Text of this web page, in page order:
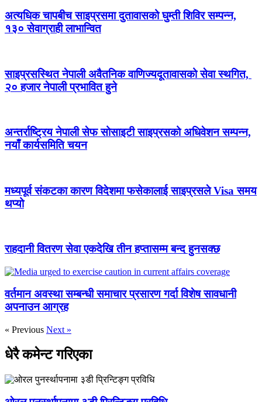
अत्यधिक चापबीच साइप्रसमा दुतावासको घुम्ती शिविर सम्पन्न,
१३० सेवाग्राही लाभान्वित
साइप्रसस्थित नेपाली अवैतनिक वाणिज्यदूतावासको सेवा स्थगित,
२० हजार नेपाली प्रभावित हुने
अन्तर्राष्ट्रिय नेपाली सेफ सोसाइटी साइप्रसको अधिवेशन सम्पन्न,
नयाँ कार्यसमिति चयन
मध्यपूर्व संकटका कारण विदेशमा फसेकालाई साइप्रसले Visa समय
थप्यो
राहदानी वितरण सेवा एकदेखि तीन हप्तासम्म बन्द हुनसक्छ
वर्तमान अवस्था सम्बन्धी समाचार प्रसारण गर्दा विशेष सावधानी
अपनाउन आग्रह
« Previous Next »
धेरै कमेन्ट गरिएका